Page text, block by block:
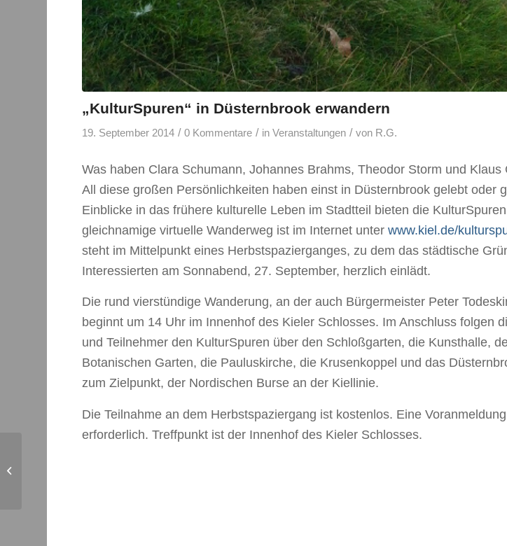
„KulturSpuren“ in Düsternbrook erwandern
19. September 2014 / 0 Kommentare / inVeranstaltungen / von R.G.
Was haben Clara Schumann, Johannes Brahms, Theodor Storm und Klaus
All diese großen Persönlichkeiten haben einst in Düsternbrook gelebt oder
Einblicke in das frühere kulturelle Leben im Stadtteil bieten die
gleichnamige virtuelle Wanderweg ist im Internet unterwww.kiel.de/
steht im Mittelpunkt eines Herbstspazierganges, zu dem das städtische
Interessierten am Sonnabend, 27. September, herzlich einlädt.
Die rund vierstündige Wanderung, an der auch Bürgermeister Peter
beginnt um 14 Uhr im Innenhof des Kieler Schlosses. Im Anschluss folgen
und Teilnehmer den KulturSpuren über den Schloßgarten, die Kunsthalle,
Botanischen Garten, die Pauluskirche, die Krusenkoppel und das
zum Zielpunkt, der Nordischen Burse an der Kiellinie.
Die Teilnahme an dem Herbstspaziergang ist kostenlos. Eine
erforderlich. Treffpunkt ist der Innenhof des Kieler Schlosses.